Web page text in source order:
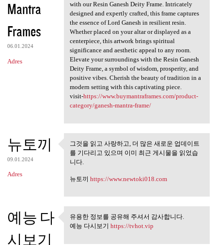
Mantra
Frames
06.01.2024
Adres
with our Resin Ganesh Deity Frame. Intricately
designed and expertly crafted, this frame captures
the essence of Lord Ganesh in resilient resin.
Whether placed on your altar or displayed as a
centerpiece, this artwork brings spiritual
significance and aesthetic appeal to any room.
Elevate your surroundings with the Resin Ganesh
Deity Frame, a symbol of wisdom, prosperity, and
positive vibes. Cherish the beauty of tradition in a
modern setting with this captivating piece.
visit-https://www.buymantraframes.com/product-
category/ganesh-mantra-frame/
뉴토끼
09.01.2024
Adres
그것을 읽고 사랑하고, 더 많은 새
로운 업데이트를
그것을 읽고 사랑하고, 더 많은 새로운 업데이트
를 기다리고 있으며 이미 최근 게시물을 읽었습
니다.
뉴토끼 https://www.newtoki018.com
예능 다
시보기
유용한 정보를 공유해 주셔서 감
유용한 정보를 공유해 주셔서 감사합니다.
예능 다시보기 https://tvhot.vip